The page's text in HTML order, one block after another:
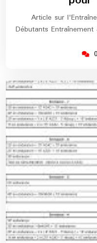
Article sur
Débutants